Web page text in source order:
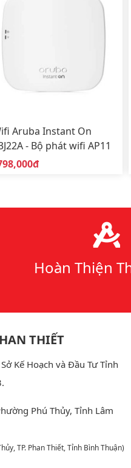
Aruba Instant On
- Bộ phát wifi AP11
dụng trong nhà
bán:
Hoàn Thiện
THIẾT
Kế Hoạch và Đầu Tư Tỉnh
Phú Thủy, Tỉnh Lâm
TP. Phan Thiết, Tỉnh Bình Thuận)